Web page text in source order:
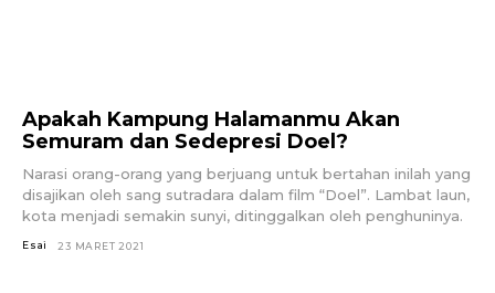
Apakah Kampung Halamanmu Akan
Semuram dan Sedepresi Doel?
Narasi orang-orang yang berjuang untuk bertahan inilah yang
disajikan oleh sang sutradara dalam film “Doel”. Lambat laun,
kota menjadi semakin sunyi, ditinggalkan oleh penghuninya.
Esai 23 MARET 2021